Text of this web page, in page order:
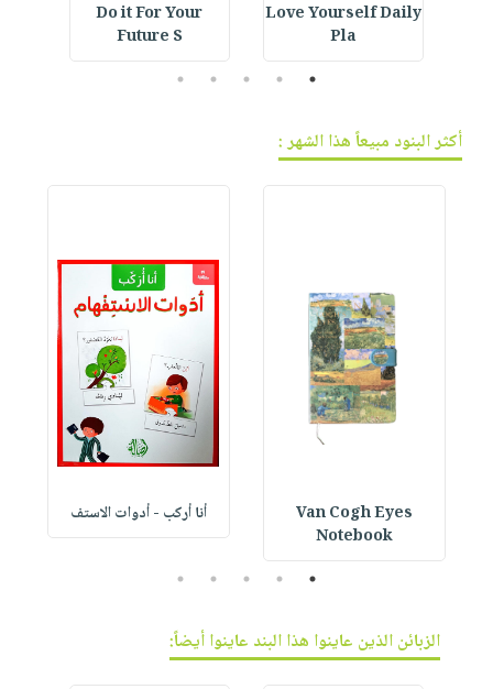
Love Yourself Daily
Pla
Do it For Your
Future S
1
2
3
4
5
أكثر البنود مبيعاً هذا الشهر :
Van Cogh Eyes
Notebook
أنا أركب - أدوات الاستف
1
2
3
4
5
الزبائن الذين عاينوا هذا البند عاينوا أيضاً: